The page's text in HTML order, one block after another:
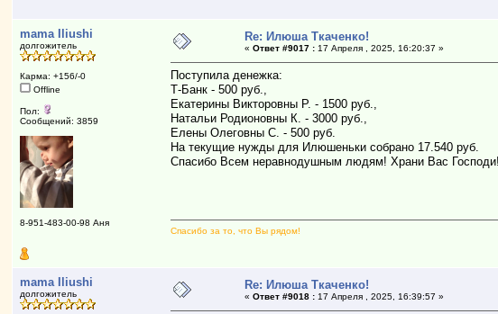
mama Iliushi
долгожитель
Карма: +156/-0
Offline
Пол:
Сообщений: 3859
8-951-483-00-98 Аня
Re: Илюша Ткаченко!
«Ответ #9017 : 17 Апреля , 2025, 16:20:37 »
Поступила денежка:
Т-Банк - 500 руб.,
Екатерины Викторовны Р. - 1500 руб.,
Натальи Родионовны К. - 3000 руб.,
Елены Олеговны С. - 500 руб.
На текущие нужды для Илюшеньки собрано 17.540 руб.
Спасибо Всем неравнодушным людям! Храни Вас Господи!
Спасибо за то, что Вы рядом!
mama Iliushi
долгожитель
Re: Илюша Ткаченко!
«Ответ #9018 : 17 Апреля , 2025, 16:39:57 »